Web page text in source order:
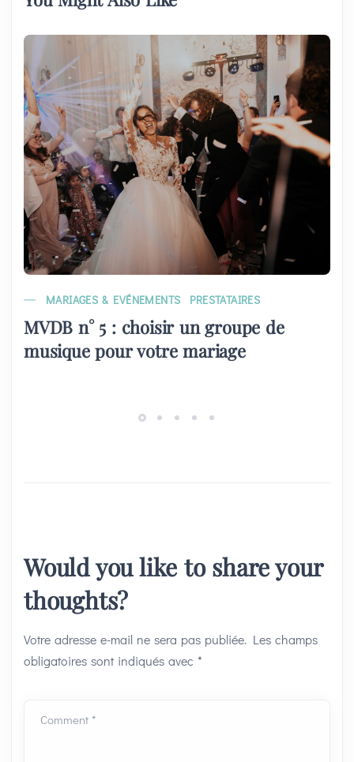
MARIAGES & EVÉNEMENTS PRESTATAIRES
MVDB n° 5 : choisir un groupe de
musique pour votre mariage
Would you like to share your
thoughts?
Votre adresse e-mail ne sera pas publiée. Les champs
obligatoires sont indiqués avec *
Comment *